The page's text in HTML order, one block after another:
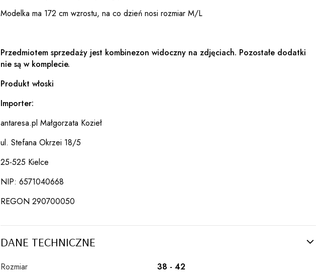
Modelka ma 172 cm wzrostu, na co dzień nosi rozmiar M/L
Przedmiotem sprzedaży jest kombinezon widoczny na zdjęciach. Pozostałe dodatki
nie są w komplecie.
Produkt włoski
Importer:
antaresa.pl Małgorzata Kozieł
ul. Stefana Okrzei 18/5
25-525 Kielce
NIP: 6571040668
REGON 290700050
DANE TECHNICZNE
Rozmiar 38 - 42